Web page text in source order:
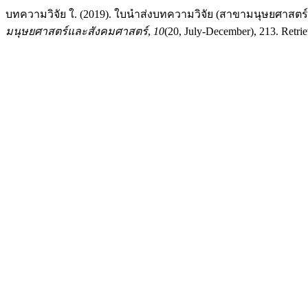
บทความวิจัย ใ. (2019). ใบนำส่งบทความวิจัย (สาขามนุษยศาส
มนุษยศาสตร์และสังคมศาสตร์, 10(20, July-December), 213.